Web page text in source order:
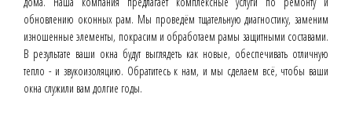
обновлению оконных рам. Мы проведём тщательную диагностику, заменим
изношенные элементы, покрасим и обработаем рамы защитными составами.
В результате ваши окна будут выглядеть как новые, обеспечивать отличную
тепло - и звукоизоляцию. Обратитесь к нам, и мы сделаем всё, чтобы ваши
окна служили вам долгие годы.